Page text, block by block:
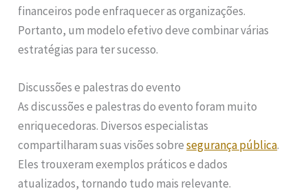
financeiros pode enfraquecer as organizações.
Portanto, um modelo efetivo deve combinar várias
estratégias para ter sucesso.
Discussões e palestras do evento
As discussões e palestras do evento foram muito
enriquecedoras. Diversos especialistas
compartilharam suas visões sobresegurança pública.
Eles trouxeram exemplos práticos e dados
atualizados, tornando tudo mais relevante.